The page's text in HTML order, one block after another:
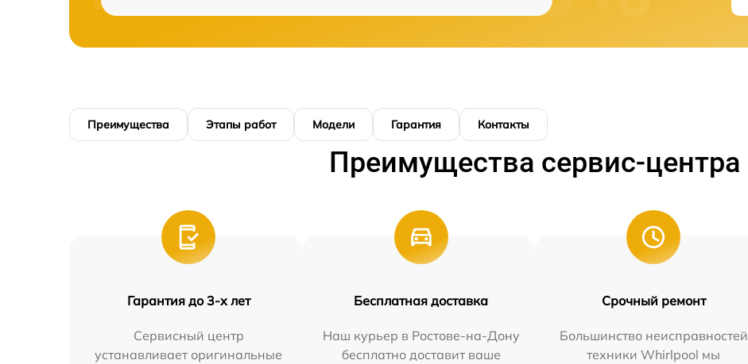
Преимущества Этапы работ Модели Гарантия Контакты
Преимущества сервис-центра
Гарантия до 3-х лет
Сервисный центр
устанавливает оригинальные
Бесплатная доставка
Наш курьер в Ростове-на-Дону
бесплатно доставит ваше
Срочный ремонт
Большинство неисправностей
техники Whirlpool мы